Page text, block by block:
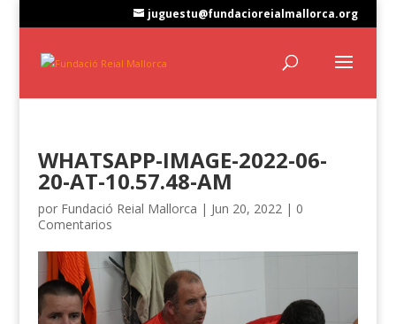
juguestu@fundacioreialmallorca.org
WHATSAPP-IMAGE-2022-06-
20-AT-10.57.48-AM
por Fundació Reial Mallorca | Jun 20, 2022| 0
Comentarios